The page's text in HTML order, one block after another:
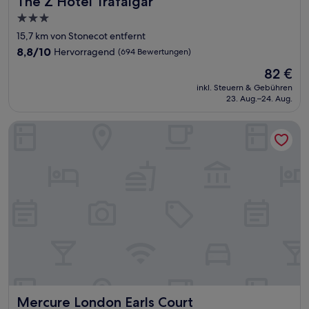
3.0-
Sterne-
Unterkunft
15,7 km von Stonecot entfernt
8.8
8,8/10 Hervorragend (694 Bewertungen)
Der
Preis
beträgt
82 €
inkl. Steuern & Gebühren
23. Aug.–24. Aug.
Mercure London Earls Court
Mercure London Earls Court